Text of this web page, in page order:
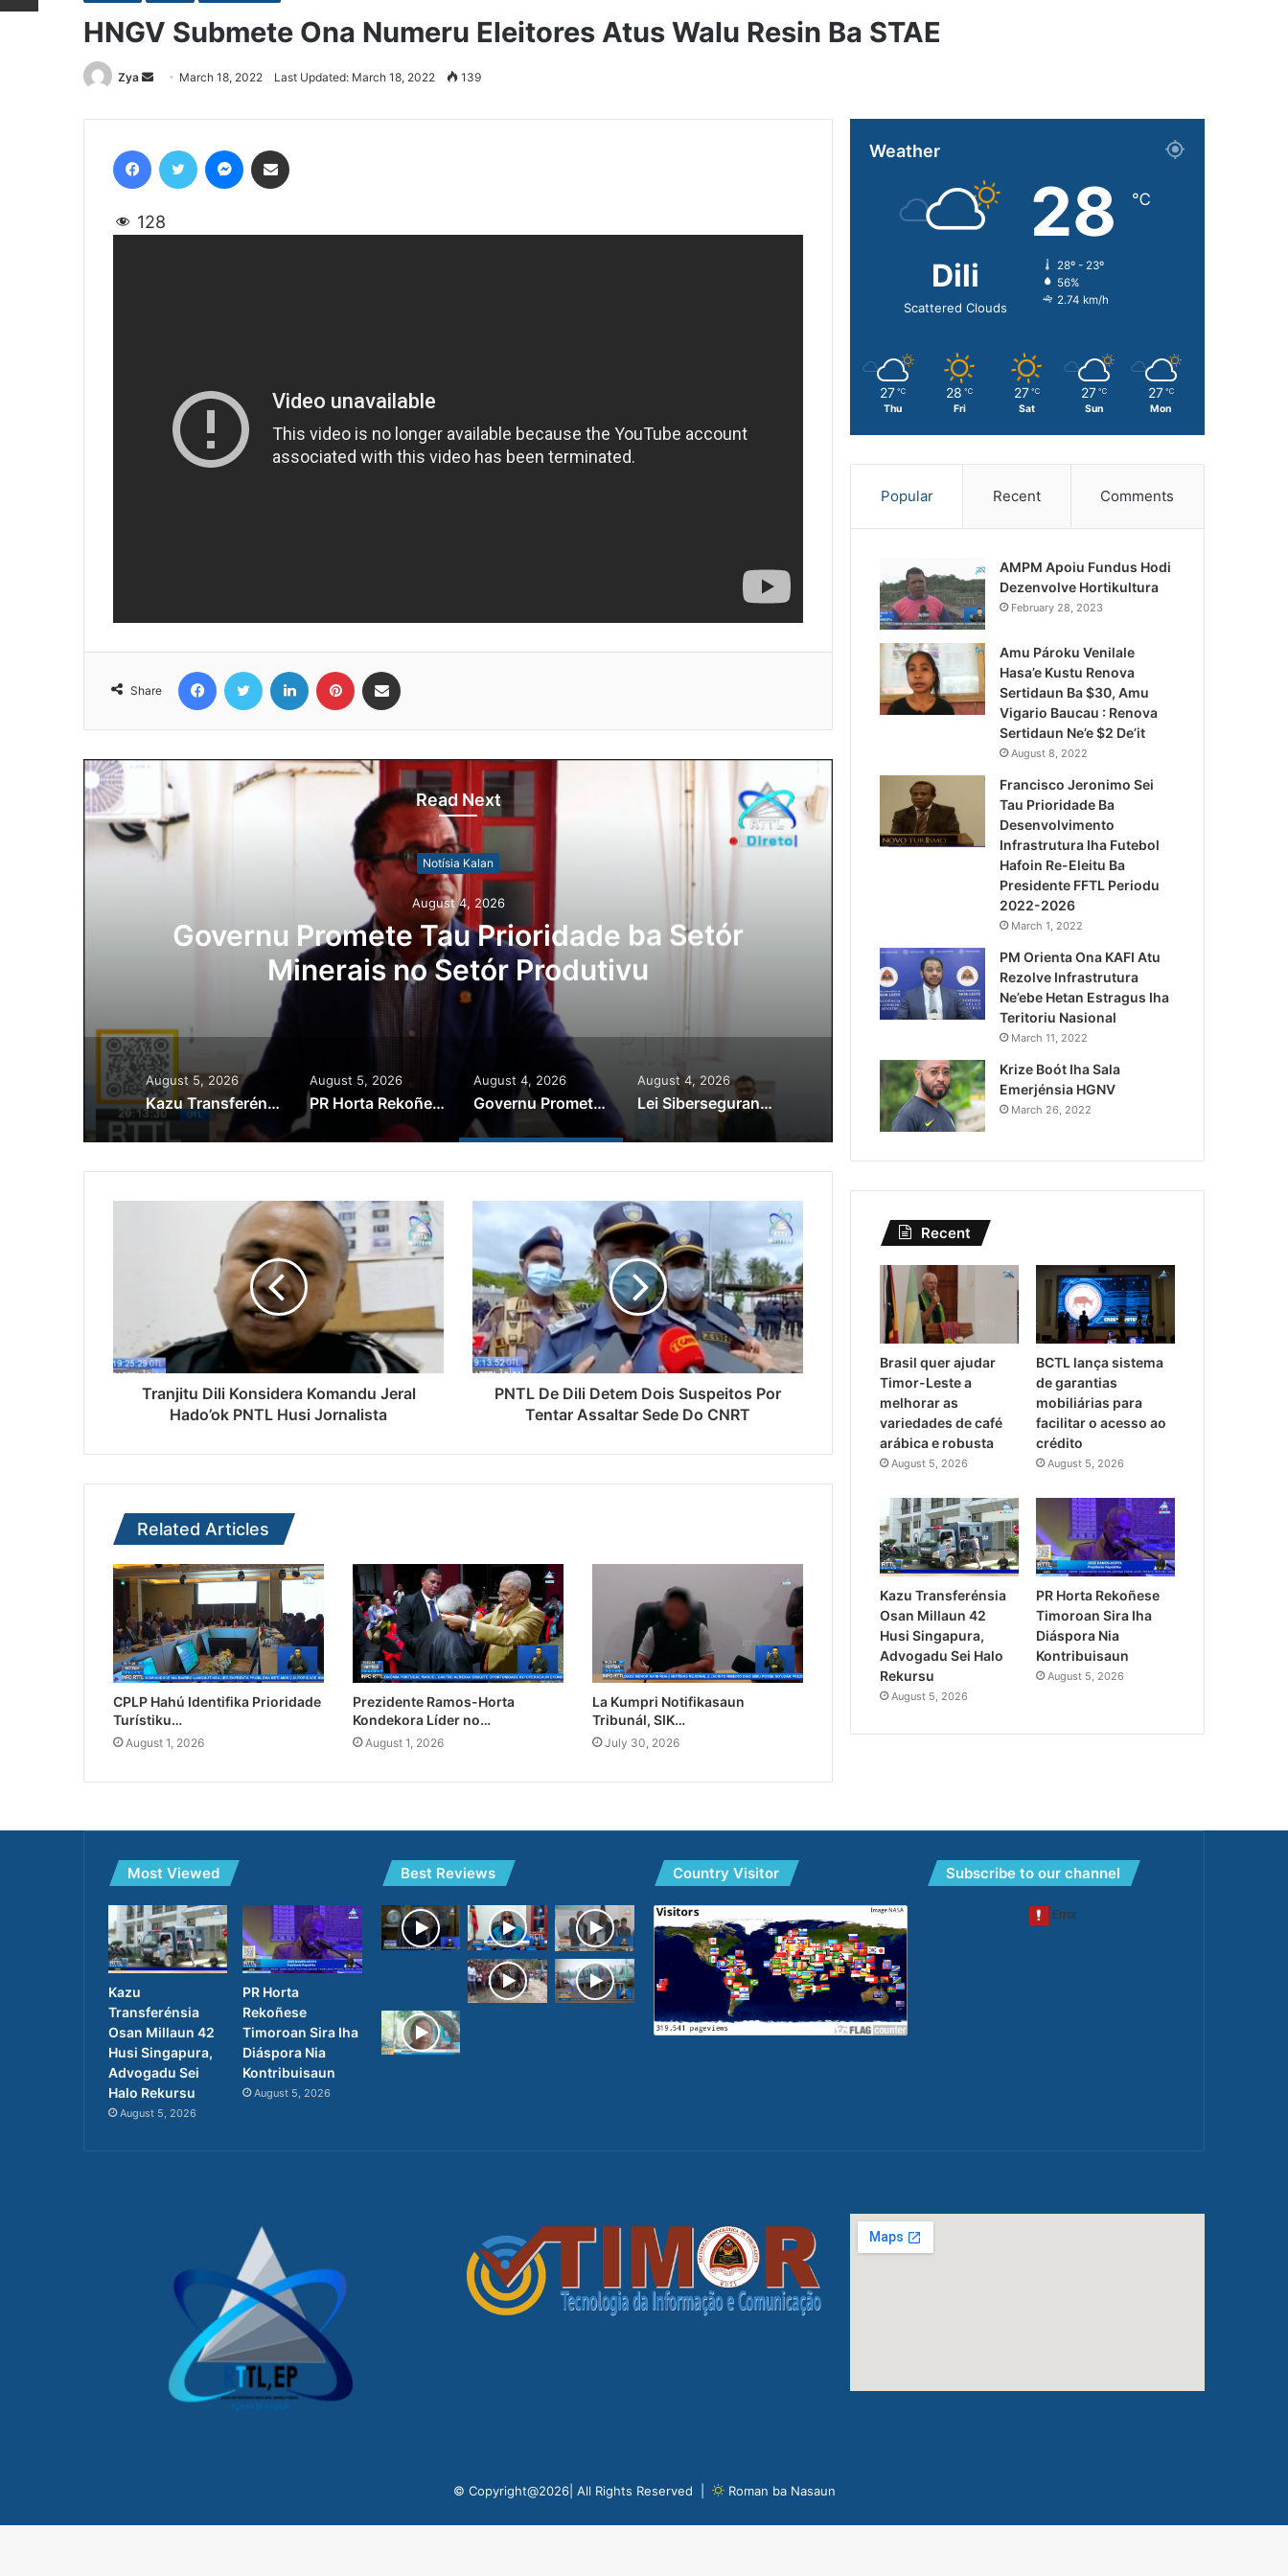
HNGV Submete Ona Numeru Eleitores Atus Walu Resin Ba STAE
Zya
Send
email
March 18, 2022 Last Updated: March 18, 2022 139
128
Share
Read Next
Notísia Kalan
August 4, 2026
Lei Siberseguransa Ajuda Autoridade Polisiál
Kaptura Autór Kriminozu ho Paradeiru Iha
Estranjeiru
Kazu Transferénsia
Singapura, Advogadu
August 5, 2026
Kazu Transferénsia Osan Millaun 42 Husi Singapura, Advogadu Sei Halo Rekursu
August 5, 2026
PR Horta Rekoñese Timoroan Sira Iha Diáspora Nia Kontribuisaun
August 4, 2026
Governu Promete Tau Prioridade ba Setór Minerais no Setór Produtivu
August 4, 2026
Lei Siberseguransa Ajuda Autoridade Polisiál Kaptura Autór Kriminozu ho Paradeiru Iha Estranjeiru
Tranjitu Dili Konsidera Komandu Jeral
Hado’ok PNTL Husi Jornalista
PNTL De Dili Detem Dois Suspeitos Por
Tentar Assaltar Sede Do CNRT
Related Articles
CPLP Hahú Identifika Prioridade
Turístiku…
August 1, 2026
Prezidente Ramos-Horta
Kondekora Líder no…
August 1, 2026
La Kumpri Notifikasaun
Tribunál, SIK…
July 30, 2026
Weather
Dili
Scattered Clouds
28 ℃
28º - 23º
56%
2.74 km/h
27 ℃
Thu
28 ℃
Fri
27 ℃
Sat
27 ℃
Sun
27 ℃
Mon
Popular Recent Comments
AMPM Apoiu Fundus Hodi
Dezenvolve Hortikultura
February 28, 2023
Amu Pároku Venilale
Hasa’e Kustu Renova
Sertidaun Ba $30, Amu
Vigario Baucau : Renova
Sertidaun Ne’e $2 De’it
August 8, 2022
Francisco Jeronimo Sei
Tau Prioridade Ba
Desenvolvimento
Infrastrutura Iha Futebol
Hafoin Re-Eleitu Ba
Presidente FFTL Periodu
2022-2026
March 1, 2022
PM Orienta Ona KAFI Atu
Rezolve Infrastrutura
Ne’ebe Hetan Estragus Iha
Teritoriu Nasional
March 11, 2022
Krize Boót Iha Sala
Emerjénsia HGNV
March 26, 2022
Recent
Brasil quer ajudar
Timor-Leste a
melhorar as
variedades de café
arábica e robusta
August 5, 2026
BCTL lança sistema
de garantias
mobiliárias para
facilitar o acesso ao
crédito
August 5, 2026
Kazu Transferénsia
Osan Millaun 42
Husi Singapura,
Advogadu Sei Halo
Rekursu
August 5, 2026
PR Horta Rekoñese
Timoroan Sira Iha
Diáspora Nia
Kontribuisaun
August 5, 2026
Most Viewed
Kazu
Transferénsia
Osan Millaun 42
Husi Singapura,
Advogadu Sei
Halo Rekursu
August 5, 2026
PR Horta
Rekoñese
Timoroan Sira Iha
Diáspora Nia
Kontribuisaun
August 5, 2026
Best Reviews Country Visitor Subscribe to our channel
© Copyright@2026| All Rights Reserved | Roman ba Nasaun